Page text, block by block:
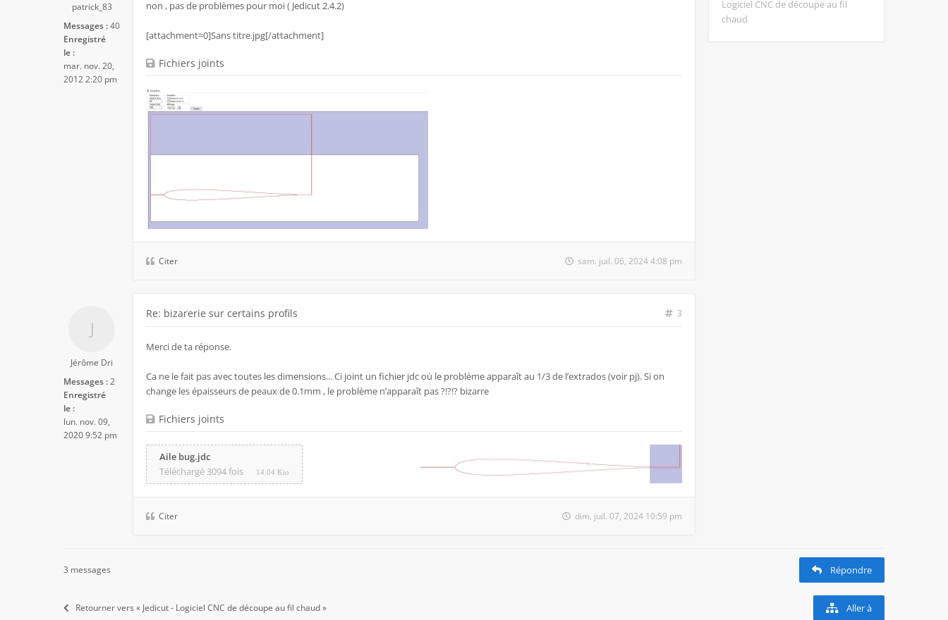
patrick_83
Messages :40
Enregistré
le :
mar. nov. 20,
2012 2:20 pm
non , pas de problèmes pour moi ( Jedicut 2.4.2)
[attachment=0]Sans titre.jpg[/attachment]
Fichiers joints
Citer sam. juil. 06, 2024 4:08 pm
Jérôme Dri
Messages :2
Enregistré
le :
lun. nov. 09,
2020 9:52 pm
Re: bizarerie sur certains profils 3
Merci de ta réponse.
Ca ne le fait pas avec toutes les dimensions... Ci joint un fichier jdc où le problème apparaît au 1/3 de l’extrados (voir pj). Si on
change les épaisseurs de peaux de 0.1mm , le problème n’apparaît pas ?!?!? bizarre
Fichiers joints
Aile bug.jdc
Téléchargé 3094 fois
14.04 Kio
Citer dim. juil. 07, 2024 10:59 pm
Logiciel CNC de découpe au fil
chaud
3 messages Répondre
Retourner vers « Jedicut - Logiciel CNC de découpe au fil chaud » Aller à